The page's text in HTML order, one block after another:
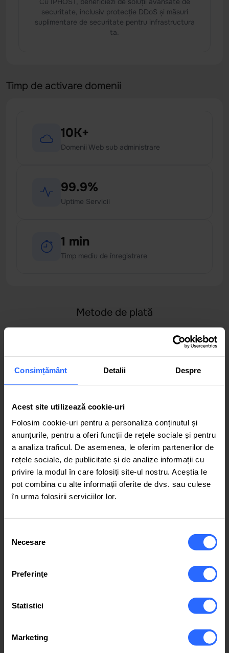
Consimțământ Detalii Despre
Acest site utilizează cookie-uri
Folosim cookie-uri pentru a personaliza conținutul și
anunțurile, pentru a oferi funcții de rețele sociale și pentru
a analiza traficul. De asemenea, le oferim partenerilor de
rețele sociale, de publicitate și de analize informații cu
privire la modul în care folosiți site-ul nostru. Aceștia le
pot combina cu alte informații oferite de dvs. sau culese
în urma folosirii serviciilor lor.
consimțământului
Necesare
Preferinţe
Statistici
Marketing
securitate, inclusiv protecție DDoS și măsuri
suplimentare de securitate pentru infrastructura
ta.
Timp de activare domenii
10K+
Domenii Web sub administrare
99.9%
Uptime Servicii
1 min
Timp mediu de înregistrare
Metode de plată
Informații Despre Transfer de Domeniu
WEB
doar la reînnoirea acestuia).
Iată câteva lucruri importante pe care să le iei în
considerare în procesul de transfer al domeniului:
Atât
registrarul de la care pleci, cât și noul
timpul procesului de transfer, așadar